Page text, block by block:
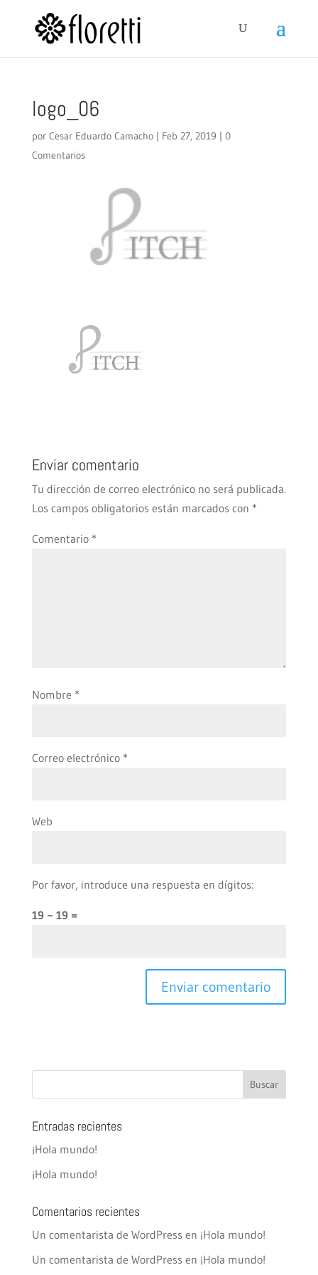
logo_06
por Cesar Eduardo Camacho| Feb 27, 2019 | 0
Comentarios
Enviar comentario
Tu dirección de correo electrónico no será publicada.
Los campos obligatorios están marcados con *
Comentario *
Nombre *
Correo electrónico *
Web
Por favor, introduce una respuesta en dígitos:
19 − 19 =
Entradas recientes
¡Hola mundo!
¡Hola mundo!
Comentarios recientes
Un comentarista de WordPressen ¡Hola mundo!
Un comentarista de WordPressen ¡Hola mundo!